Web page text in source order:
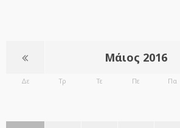
Μάιος 2016
Δε Τρ Τε Πε Πα